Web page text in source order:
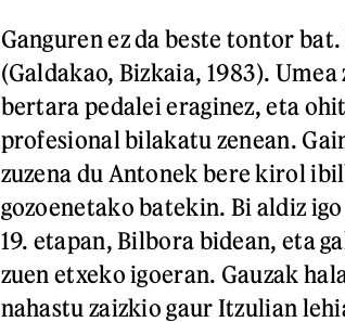
Ganguren ez da beste tontor
(Galdakao, Bizkaia, 1983).
bertara pedalei eraginez, eta
profesional bilakatu zenean.
zuzena du Antonek bere kirol
gozoenetako batekin. Bi aldiz
19. etapan, Bilbora bidean, eta
zuen etxeko igoeran. Gauzak
nahastu zaizkio gaur Itzulian